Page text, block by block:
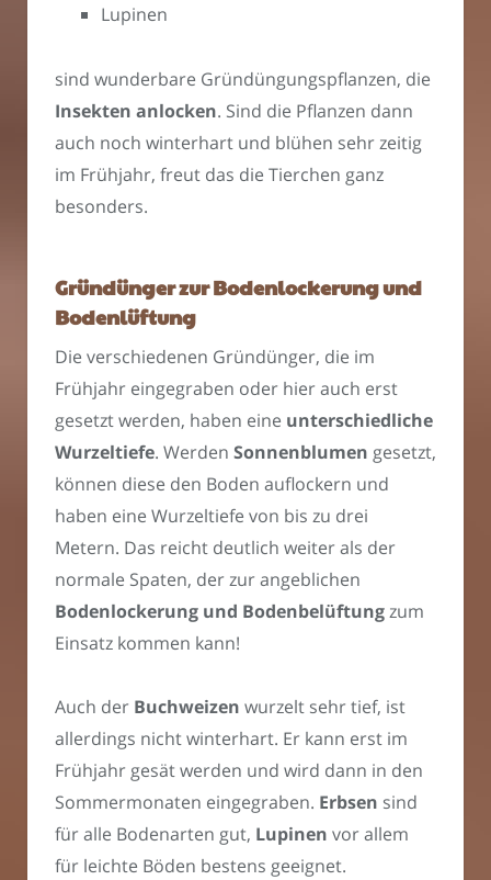
Lupinen
sind wunderbare Gründüngungspflanzen, die
Insekten anlocken. Sind die Pflanzen dann
auch noch winterhart und blühen sehr zeitig
im Frühjahr, freut das die Tierchen ganz
besonders.
Gründünger zur Bodenlockerung und
Bodenlüftung
Die verschiedenen Gründünger, die im
Frühjahr eingegraben oder hier auch erst
gesetzt werden, haben eine unterschiedliche
Wurzeltiefe. Werden Sonnenblumen gesetzt,
können diese den Boden auflockern und
haben eine Wurzeltiefe von bis zu drei
Metern. Das reicht deutlich weiter als der
normale Spaten, der zur angeblichen
Bodenlockerung und Bodenbelüftungzum
Einsatz kommen kann!
Auch der Buchweizen wurzelt sehr tief, ist
allerdings nicht winterhart. Er kann erst im
Frühjahr gesät werden und wird dann in den
Sommermonaten eingegraben. Erbsen sind
für alle Bodenarten gut, Lupinen vor allem
für leichte Böden bestens geeignet.